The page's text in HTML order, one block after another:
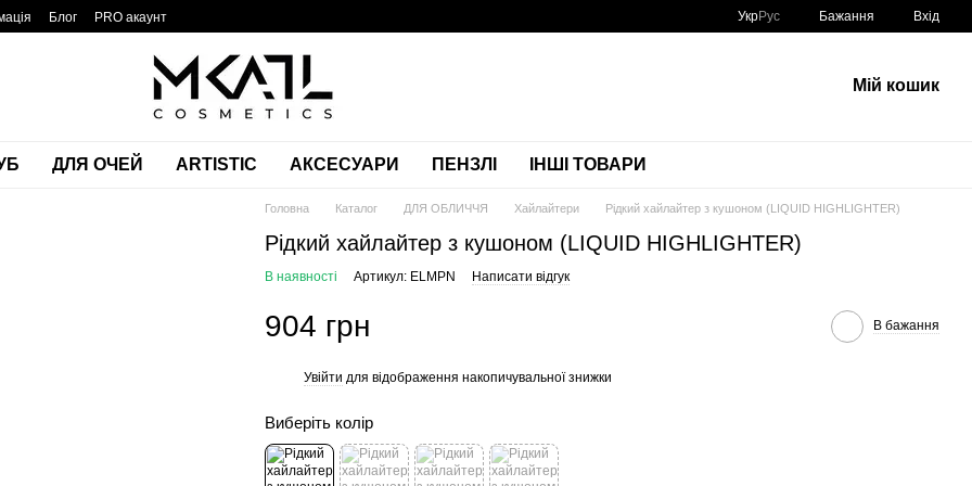
Блог PRO акаунт УкрРус Бажання Вхід
Мій кошик
ДЛЯ ОЧЕЙ ARTISTIC АКСЕСУАРИ ПЕНЗЛІ ІНШІ ТОВАРИ
Головна Каталог ДЛЯ ОБЛИЧЧЯ Хайлайтери Рідкий хайлайтер з кушоном (LIQUID HIGHLIGHTER)
Рідкий хайлайтер з кушоном (LIQUID HIGHLIGHTER)
В наявності Артикул: ELMPN Написати відгук
904 грн В бажання
Увійти для відображення накопичувальної знижки
Виберіть колір